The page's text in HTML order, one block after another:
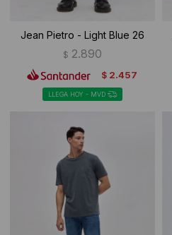
Jean Pietro - Light Blue 26
$ 2.890
$ 2.457
LLEGA HOY - MVD